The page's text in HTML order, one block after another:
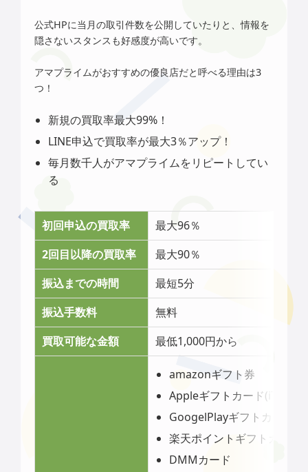
公式HPに当月の取引件数を公開していたりと、情報を
隠さないスタンスも好感度が高いです。
アマプライムがおすすめの優良店だと呼べる理由は3
つ！
新規の買取率最大99%！
LINE申込で買取率が最大3％アップ！
毎月数千人がアマプライムをリピートしてい
る
初回申込の買取率
最大96％
2回目以降の買取率
最大90％
振込までの時間
最短5分
振込手数料
無料
買取可能な金額
最低1,000円から
amazonギフト券
Appleギフトカード(iTunes
GoogelPlayギフトカード
楽天ポイントギフトカード
DMMカード